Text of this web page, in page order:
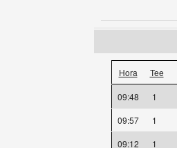
Hora Tee
09:48 1
09:57
1
09:12
1